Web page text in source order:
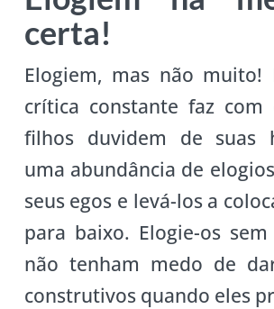
certa!
Elogiem, mas não muito!
crítica constante faz com
filhos duvidem de suas
uma abundância de
seus egos e levá-los a
para baixo. Elogie-os
não tenham medo de
construtivos quando eles